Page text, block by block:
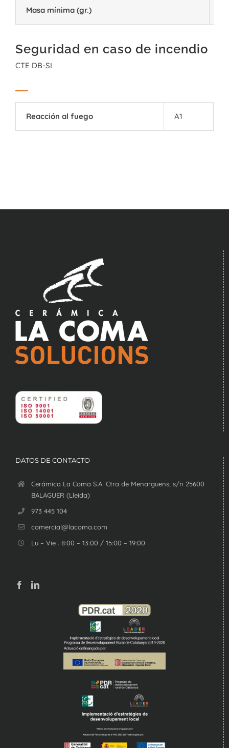
Masa mínima (gr.)
Seguridad en caso de incendio
CTE DB-SI
Reacción al fuego A1
DATOS DE CONTACTO
Cerámica La Coma S.A. Ctra de Menarguens, s/n 25600
BALAGUER (Lleida)
973 445 104
comercial@lacoma.com
Lu – Vie . 8:00 – 13:00 / 15:00 – 19:00